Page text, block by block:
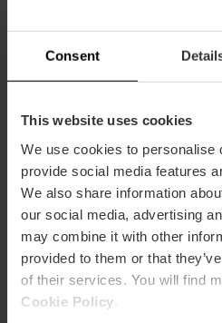
Consent
This website uses cookies
We use cookies to personalise
provide social media features
We also share information
our social media, advertising
may combine it with other
provided to them or that
of their services. You will find
Cookie Policy
10% dto. Exclusivo Web
Desde17,00 € 15,30 €